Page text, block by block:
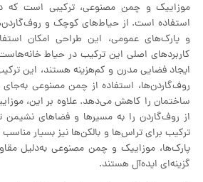
موزاییک و چمن مصنوعی، ترکیبی است که
استفاده است. از حیاط‌های کوچک و
و پارک‌های عمومی، این طراحی امکان
کاربردهای اصلی این ترکیب در حیاط
ایجاد فضایی مدرن و کم‌هزینه هستند، این
روف‌گاردن‌ها، استفاده از چمن مصنوعی
ساختمان را کاهش می‌دهد. علاوه بر این،
از روف‌گاردن را به مسیرها و فضاهای نشیمن
ترکیب برای تراس‌ها و بالکن‌ها نیز بسیار
پارک‌ها، موزاییک و چمن مصنوعی به‌دلیل
گزینه‌ای ایده‌آل هستند.